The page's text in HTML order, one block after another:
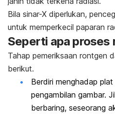
Bila sinar-X diperlukan,
untuk memperkecil paparan
Seperti apa proses
Tahap pemeriksaan rontgen
berikut.
Berdiri menghadap
pengambilan gambar.
berbaring, seseorang